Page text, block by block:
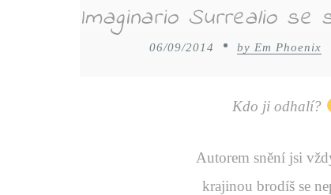
Imaginario Surrealio se
06/09/2014 by Em Phoenix
Kdo ji odhalí?
Autorem snění jsi
krajinou brodíš se